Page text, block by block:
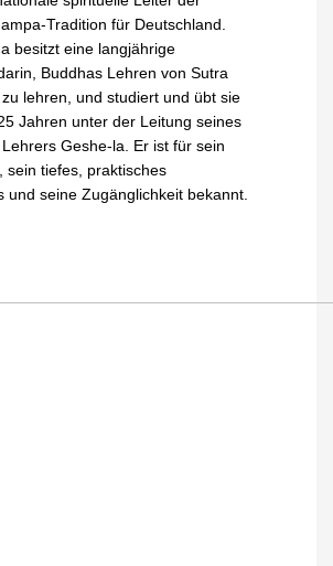
Tradition für Deutschland.
besitzt eine langjährige
Buddhas Lehren von Sutra
lehren, und studiert und übt sie
Jahren unter der Leitung seines
Geshe-la. Er ist für sein
sein tiefes, praktisches
und seine Zugänglichkeit bekannt.